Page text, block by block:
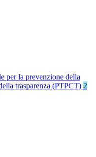
per la prevenzione della
trasparenza (PTPCT) 2